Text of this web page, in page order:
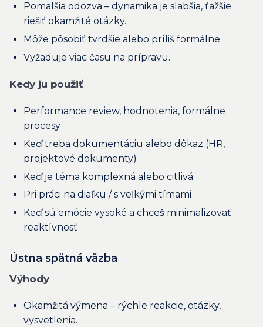
Pomalšia odozva – dynamika je slabšia, ťažšie
riešiť okamžité otázky.
Môže pôsobiť tvrdšie alebo príliš formálne.
Vyžaduje viac času na prípravu.
Kedy ju použiť
Performance review, hodnotenia, formálne
procesy
Keď treba dokumentáciu alebo dôkaz (HR,
projektové dokumenty)
Keď je téma komplexná alebo citlivá
Pri práci na diaľku / s veľkými tímami
Keď sú emócie vysoké a chceš minimalizovať
reaktívnosť
Ústna spätná väzba
Výhody
Okamžitá výmena – rýchle reakcie, otázky,
vysvetlenia.